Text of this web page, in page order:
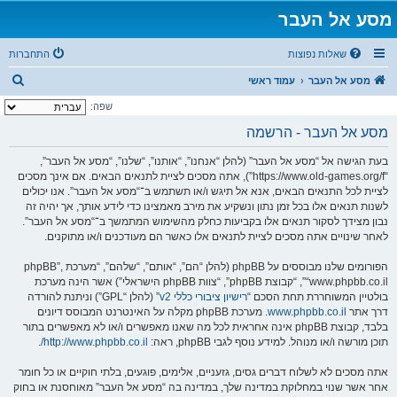
מסע אל העבר
שאלות נפוצות התחברות
מסע אל העבר עמוד ראשי
י
שפה:
מסע אל העבר - הרשמה
בעת הגישה אל “מסע אל העבר” (להלן “אנחנו”, “אותנו”, “שלנו”, “מסע אל העבר”,
“https://www.old-games.org/f”), אתה מסכים לציית לתנאים הבאים. אם אינך מסכים
לציית לכל התנאים הבאים, אנא אל תיגש ו/או תשתמש ב־“מסע אל העבר”. אנו יכולים
לשנות תנאים אלו בכל זמן נתון ונשקיע את מירב מאמצינו כדי לידע אותך, אך יהיה זה
נבון מצידך לסקור תנאים אלו בקביעות כחלק מהשימוש המתמשך ב־“מסע אל העבר”.
לאחר שינויים אתה מסכים לציית לתנאים אלו כאשר הם מעודכנים ו/או מתוקנים.
הפורומים שלנו מבוססים על phpBB (להלן “הם”, “אותם”, “שלהם”, “מערכת phpBB”,
“www.phpbb.co.il”, “קבוצת phpBB”, “צוות phpBB הישראלי”) אשר הינה מערכת
בולטיין המשוחררת תחת הסכם “רישיון ציבורי כללי v2
” (להלן “GPL”) וניתנת להורדה
דרך אתר www.phpbb.co.il
. מערכת phpBB מקלה על האינטרנט המבוסס דיונים
בלבד, קבוצת phpBB אינה אחראית לכל מה שאנו מאפשרים ו/או לא מאפשרים בתור
תוכן מורשה ו/או מנוהל. למידע נוסף לגבי phpBB, ראה:
http://www.phpbb.co.il/
.
אתה מסכים לא לשלוח דברים גסים, גזעניים, אלימים, פוגעים, בלתי חוקיים או כל חומר
אחר אשר שנוי במחלוקת במדינה שלך, במדינה בה “מסע אל העבר” מאוחסנת או בחוק